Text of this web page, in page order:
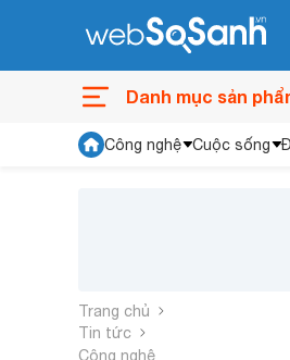
Danh mục sản
Công nghệ Cuộc sống
Trang chủ
Tin tức
Công nghệ